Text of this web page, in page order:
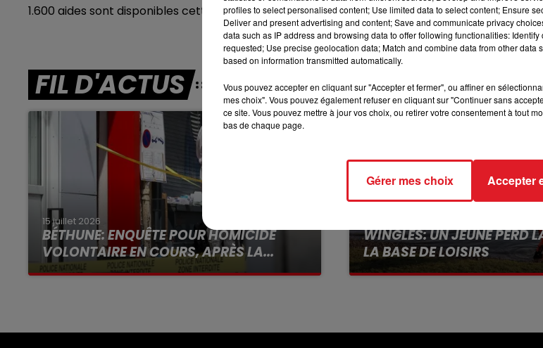
7h00 - 10h00
DEBOUT C'EST L'HEURE
12h00 - 13h00
RDL & VOUS
1.600 aides sont disponibles cette année. Toutes les informations et le formulaire
FIL D'ACTUS
15 juillet 2026
BÉTHUNE: ENQUÊTE POUR HOMICIDE
VOLONTAIRE EN COURS, APRÈS LA...
Selon les premiers éléments, le logement
WINGLES: UN JEUNE PERD
LA BASE DE LOISIRS
La victime a coulé à pic
profiles to select personalised content; Use limited data to select content; Ensure
Deliver and present advertising and content; Save and communicate privacy
data such as IP address and browsing data to offer following functionalities:
requested; Use precise geolocation data; Match and combine data from other data
based on information transmitted automatically.
Vous pouvez accepter en cliquant sur "Accepter et fermer", ou affiner en
mes choix". Vous pouvez également refuser en cliquant sur "Continuer sans
ce site. Vous pouvez mettre à jour vos choix, ou retirer votre consentement à tout
bas de chaque page.
Gérer mes choix Accepter